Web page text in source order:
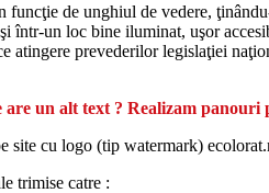
de unghiul de vedere,
într-un loc bine iluminat, uşor
atingere prevederilor legislaţiei
un alt text ? Realizam
site cu logo (tip watermark)
trimise catre :